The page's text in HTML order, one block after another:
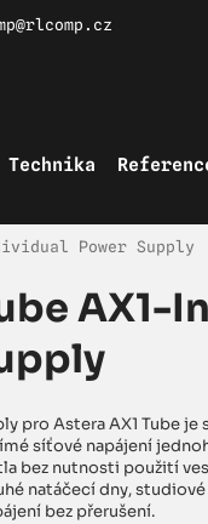
Technika
Power Supply
AX1-
pro Astera AX1 Tube je
síťové napájení
bez nutnosti použití
natáčecí dny,
bez přerušení.